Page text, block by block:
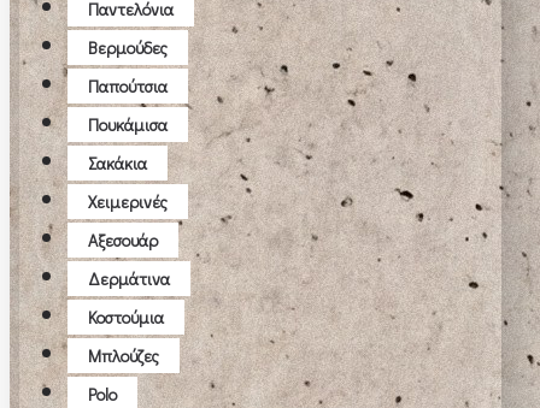
Παντελόνια
Βερμούδες
Παπούτσια
Πουκάμισα
Σακάκια
Χειμερινές
Αξεσουάρ
Δερμάτινα
Κοστούμια
Μπλούζες
Polo